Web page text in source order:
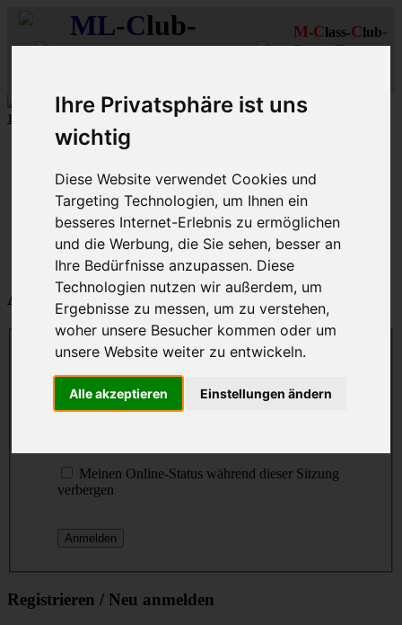
Ihre Privatsphäre ist uns
wichtig
Diese Website verwendet Cookies und
Targeting Technologien, um Ihnen ein
besseres Internet-Erlebnis zu ermöglichen
und die Werbung, die Sie sehen, besser an
Ihre Bedürfnisse anzupassen. Diese
Technologien nutzen wir außerdem, um
Ergebnisse zu messen, um zu verstehen,
woher unsere Besucher kommen oder um
unsere Website weiter zu entwickeln.
Alle akzeptieren Einstellungen ändern
ML-Club-
M-Class-Club-
Rhein-Ruhr
12 aus mehr als 170 Schwarzfahrer
Schnellzugriff
Ungelesene
MLCD-Ausstellung
Forennutzer
FAQ
MLCD-Seiten MLCD-Foren-Übersicht
Anmelden
Benutzername:
Passwort:
Meinen Online-Status während dieser Sitzung
verbergen
Registrieren / Neu anmelden